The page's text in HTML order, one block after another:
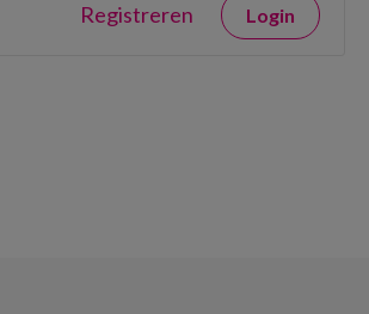
Registreren Login